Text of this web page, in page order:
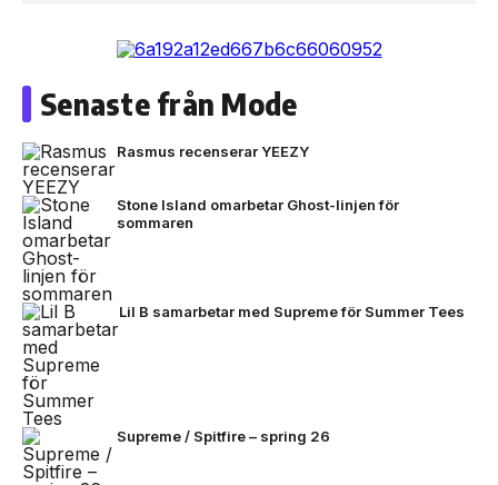
Senaste från Mode
Rasmus recenserar YEEZY
Stone Island omarbetar Ghost-linjen för
sommaren
Lil B samarbetar med Supreme för Summer Tees
Supreme / Spitfire – spring 26